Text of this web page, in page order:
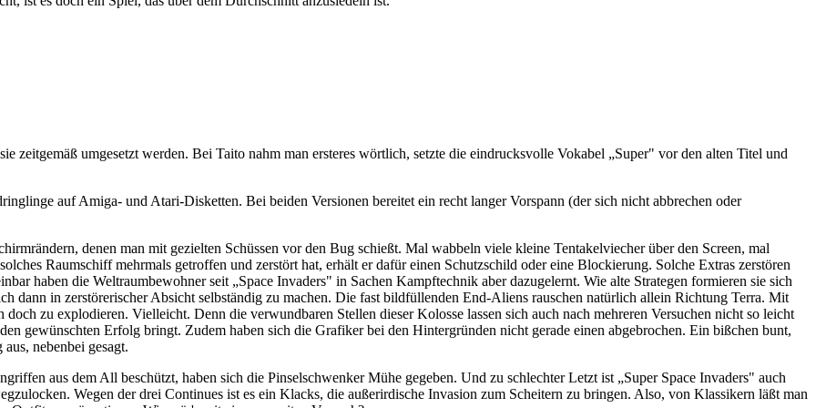
zeitgemäß umgesetzt werden. Bei Taito nahm man ersteres wörtlich, setzte die eindrucksvolle Vokabel „Super" vor den alten Titel und
auf Amiga- und Atari-Disketten. Bei beiden Versionen bereitet ein recht langer Vorspann (der sich nicht abbrechen oder
denen man mit gezielten Schüssen vor den Bug schießt. Mal wabbeln viele kleine Tentakelviecher über den Screen, mal
Raumschiff mehrmals getroffen und zerstört hat, erhält er dafür einen Schutzschild oder eine Blockierung. Solche Extras zerstören
haben die Weltraumbewohner seit „Space Invaders" in Sachen Kampftechnik aber dazugelernt. Wie alte Strategen formieren sie sich
dann in zerstörerischer Absicht selbständig zu machen. Die fast bildfüllenden End-Aliens rauschen natürlich allein Richtung Terra. Mit
zu explodieren. Vielleicht. Denn die verwundbaren Stellen dieser Kolosse lassen sich auch nach mehreren Versuchen nicht so leicht
gewünschten Erfolg bringt. Zudem haben sich die Grafiker bei den Hintergründen nicht gerade einen abgebrochen. Ein bißchen bunt,
nebenbei gesagt.
aus dem All beschützt, haben sich die Pinselschwenker Mühe gegeben. Und zu schlechter Letzt ist „Super Space Invaders" auch
Wegen der drei Continues ist es ein Klacks, die außerirdische Invasion zum Scheitern zu bringen. Also, von Klassikern läßt man